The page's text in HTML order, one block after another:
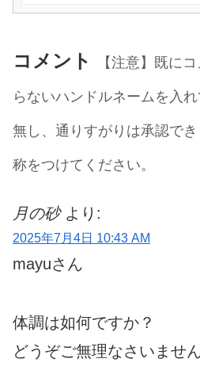
コメント
【注意】既に
らないハンドルネームを入
無し、通りすがりは承認で
称をつけてください。
月の砂 より:
2025年7月4日 10:43 AM
mayuさん
体調は如何ですか？
どうぞご無理なさいませ